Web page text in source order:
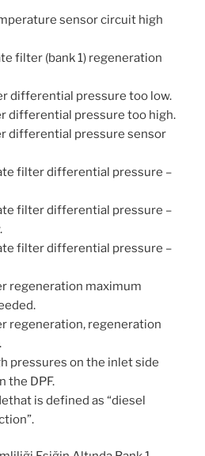
sensor circuit high
filter (bank 1) regeneration
differential pressure too low.
differential pressure too high.
differential pressure sensor
filter differential pressure –
filter differential pressure –
filter differential pressure –
regeneration maximum
regeneration, regeneration
pressures on the inlet side
the DPF.
is defined as “diesel